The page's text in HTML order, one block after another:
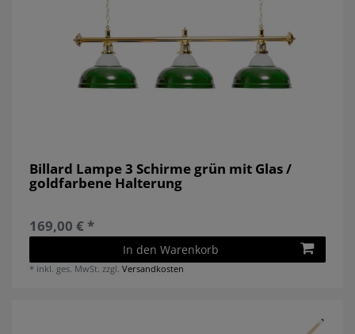
Billard Lampe 3 Schirme grün mit Glas /
goldfarbene Halterung
169,00 € *
In den Warenkorb
* inkl. ges. MwSt. zzgl.Versandkosten